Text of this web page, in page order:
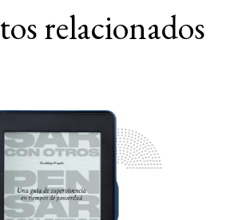
relacionados